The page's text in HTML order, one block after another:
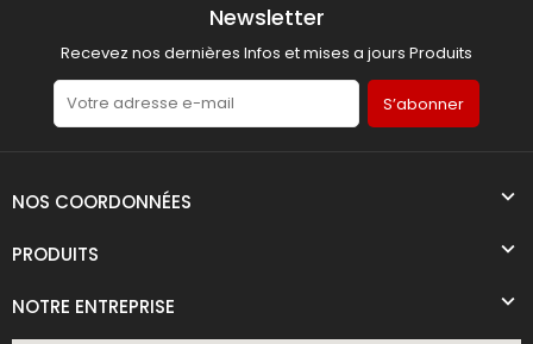
Newsletter
Recevez nos dernières Infos et mises a jours Produits
S’abonner
NOS COORDONNÉES
PRODUITS
NOTRE ENTREPRISE